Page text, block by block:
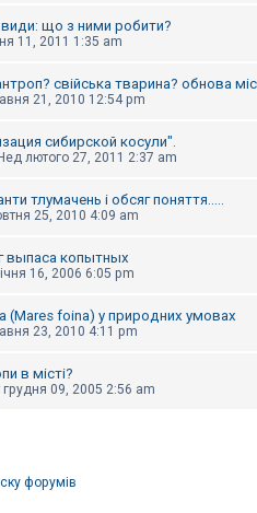
види: що з ними робити?
11, 2011 1:35 am
свійська тварина? обнова
21, 2010 12:54 pm
сибирской косули".
Нед лютого 27, 2011 2:37 am
тлумачень і обсяг поняття.....
25, 2010 4:09 am
выпаса копытных
16, 2006 6:05 pm
(Mares foina) у природних умовах
23, 2010 4:11 pm
в місті?
грудня 09, 2005 2:56 am
форумів